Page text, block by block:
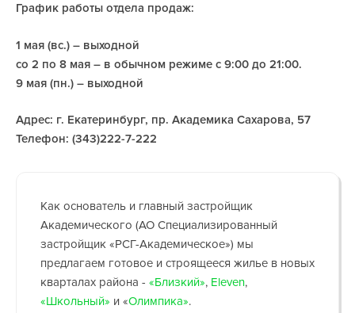
График работы отдела продаж:
1 мая (вс.) – выходной
со 2 по 8 мая – в обычном режиме с 9:00 до 21:00.
9 мая (пн.) – выходной
Адрес: г. Екатеринбург, пр. Академика Сахарова, 57
Телефон: (343)222-7-222
Как основатель и главный застройщик
Академического (АО Специализированный
застройщик «РСГ-Академическое») мы
предлагаем готовое и строящееся жилье в новых
кварталах района - «Близкий», Eleven,
«Школьный» и «Олимпика».